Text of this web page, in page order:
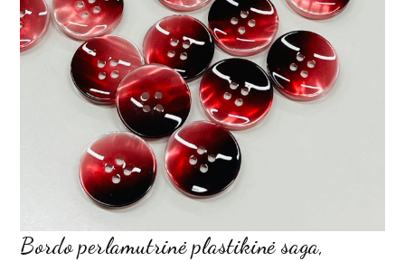
Bordo perlamutrinė plastikinė saga,